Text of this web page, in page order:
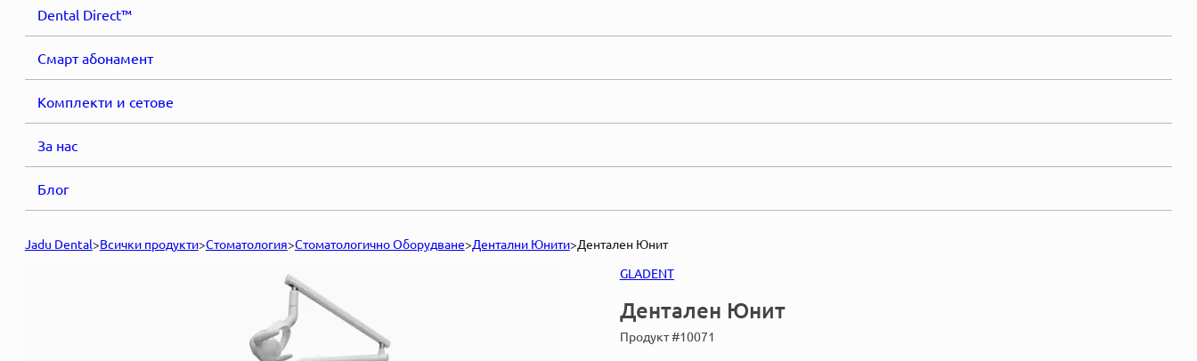
Dental Direct™
Смарт абонамент
Комплекти и сетове
За нас
Блог
Jadu Dental>Всички продукти>Стоматология>Стоматологично Оборудване>Дентални Юнити>Дентален Юнит
GLADENT
Дентален Юнит
Продукт #10071